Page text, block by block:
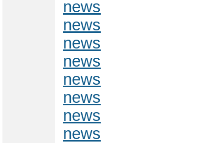
news
news
news
news
news
news
news
news